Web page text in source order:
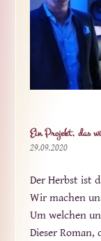
Ein Projekt, das
29.09.2020
Der Herbst ist
Wir machen
Um welchen
Dieser